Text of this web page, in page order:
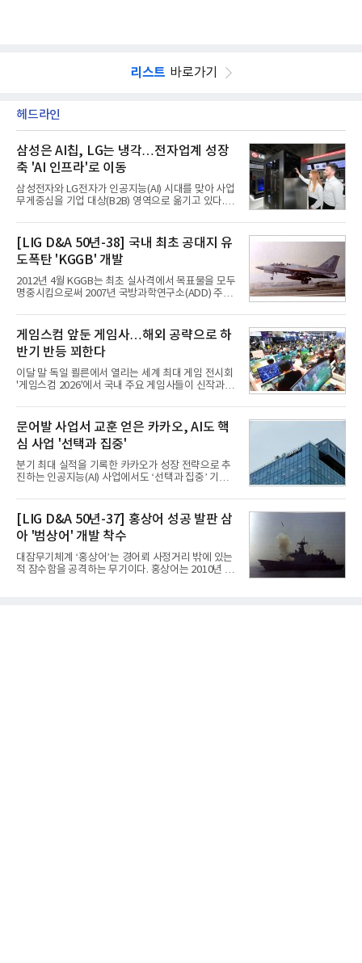
리스트 바로가기
헤드라인
삼성은 AI칩, LG는 냉각…전자업계 성장
축 'AI 인프라'로 이동
삼성전자와 LG전자가 인공지능(AI) 시대를 맞아 사업
무게중심을 기업 대상(B2B) 영역으로 옮기고 있다.
접어든 가운데 삼성전자는 AI 반도체를 중심으로 데
이터센터 생태계 공략을 강화하고 LG전자는 냉각솔
루션·전장·로봇 등 기업용 솔루션 사업 확대에 속도를
내고 있다.9일 업계에 따르면 LG전자는 2분기 생활가
전과 프리미엄 제품 경쟁력에 더해 B2B 사업 확대 효
과로 수익성을 방어한 반면 삼성전자는 디바이스경험
(DX) 부문의 TV·생활가전 수익성이 악화됐다. 대신 삼
사업 확대
[LIG D&A 50년-38] 국내 최초 공대지 유
도폭탄 'KGGB' 개발
2012년 4월 KGGB는 최초 실사격에서 목표물을 모두
명중시킴으로써 2007년 국방과학연구소(ADD) 주관
체로 참여했다. 체계개발에는 총 400여억 원의 개발
비와 62개월의 기간이 소요됐다. 한국형 GPS 유도폭
탄 KGGB(Korea GPS Guided Bomb)는 국내 최초
의 공대지 유도폭탄으로 2012년에 최종 전투용 적합
판정을 받았다.우리 공군이 운용하는 모든 전투기에
탑재할 수 있는 KGGB는 일반목적폭탄(General
Purpose Bomb)에 장착하여 운용토록 개발됐다.이
는 조종사가 휴대하는 명령통신장치(PDU, P
게임스컴 앞둔 게임사…해외 공략으로 하
반기 반등 꾀한다
이달 말 독일 쾰른에서 열리는 세계 최대 게임 전시회
'게임스컴 2026'에서 국내 주요 게임사들이 신작과 글
체별로 엇갈린 가운데 하반기 신작 흥행과 해외 시장
성과가 실적을 좌우할 핵심 변수로 떠오르고 있다.8일
업계에 따르면 올해 상반기 게임업계는 기업별 성적
표가 크게 갈렸다. 대표적으로 크래프톤은 'PUBG: 배
틀그라운드'의 안정적인 성장에 힘입어 상반기 연결
기준 매출 2조6616억원, 영업이익 9725억원으로 역
대 최대 실적을 기록했다. 엔씨도 올해 출시한 '아이온
동기 대
문어발 사업서 교훈 얻은 카카오, AI도 핵
심 사업 '선택과 집중'
분기 최대 실적을 기록한 카카오가 성장 전략으로 추
진하는 인공지능(AI) 사업에서도 ‘선택과 집중’ 기조
라 투자에 나서는 것과 달리, 카카오는 ‘카카오톡’이
라는 플랫폼 경쟁력을 활용한 AI 에이전트 서비스에
집중하는 전략이다. 과거 무리한 사업 확장 과정에서
겪었던 시행착오를 되풀이하지 않고 핵심 역량에 집
중하겠다는 취지로 풀이된다.7일 업계에 따르면 카카
오는 올해 2분기 연결 기준 매출 2조985억원, 영업이
익 2770억원을 기록했다. 전년 동기 대비 매출과 영업
[LIG D&A 50년-37] 홍상어 성공 발판 삼
아 '범상어' 개발 착수
대잠무기체계 ‘홍상어’는 경어뢰 사정거리 밖에 있는
적 잠수함을 공격하는 무기이다. 홍상어는 2010년 넥